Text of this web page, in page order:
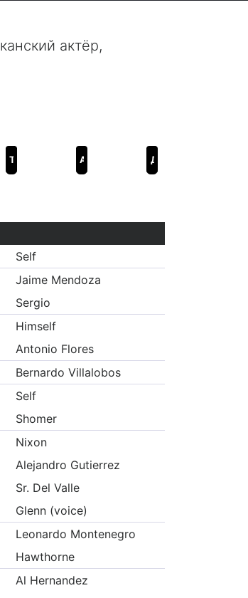
актёр,
Self
Jaime Mendoza
Sergio
Himself
Antonio Flores
Bernardo Villalobos
Self
Shomer
Nixon
Alejandro Gutierrez
Sr. Del Valle
Glenn (voice)
Leonardo Montenegro
Hawthorne
Al Hernandez